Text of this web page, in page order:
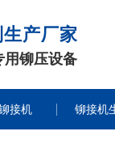
产厂家
用铆压设备
接机 铆接机